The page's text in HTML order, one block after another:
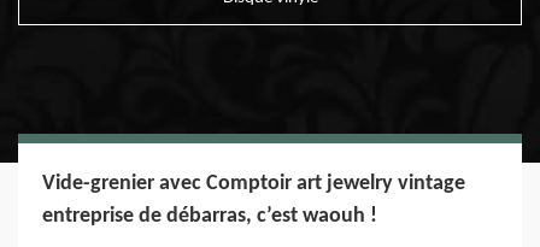
Vide-grenier avec Comptoir art jewelry vintage
entreprise de débarras, c’est waouh !